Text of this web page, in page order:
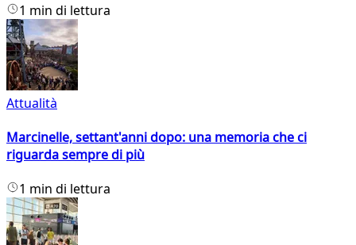
1 min di lettura
Attualità
Marcinelle, settant'anni dopo: una memoria che ci
riguarda sempre di più
1 min di lettura